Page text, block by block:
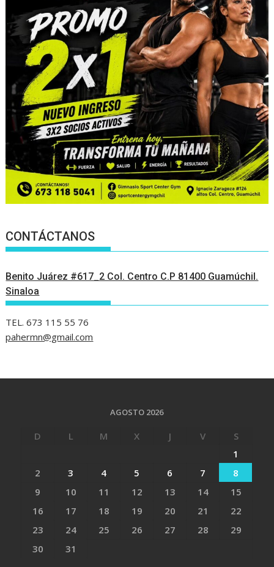
CONTÁCTANOS
Benito Juárez #617_2 Col. Centro C.P 81400 Guamúchil.
Sinaloa
TEL. 673 115 55 76
pahermn@gmail.com
AGOSTO 2026
D L M X J V
S
1
2
3 4 5 6 7
8
9
10 11 12 13 14
15
16
17 18 19 20 21
22
23
24 25 26 27 28
29
30
31